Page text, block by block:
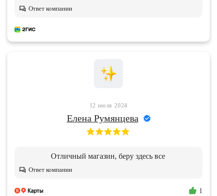
Ответ компании
12 июля 2024
Елена Румянцева
Отличный магазин, беру здесь все
Ответ компании
1